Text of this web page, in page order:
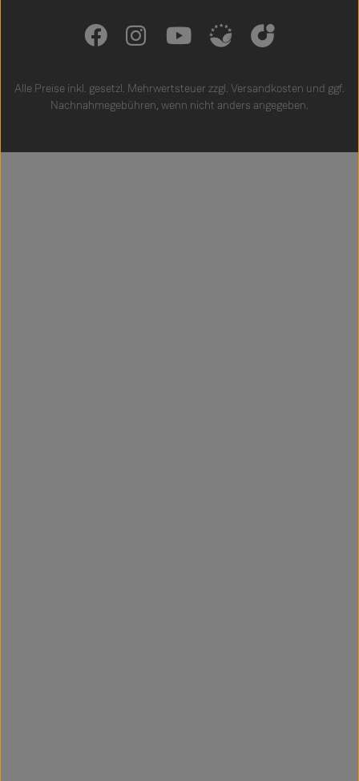
Alle Preise inkl. gesetzl. Mehrwertsteuer zzgl. Versandkosten und ggf.
Nachnahmegebühren, wenn nicht anders angegeben.